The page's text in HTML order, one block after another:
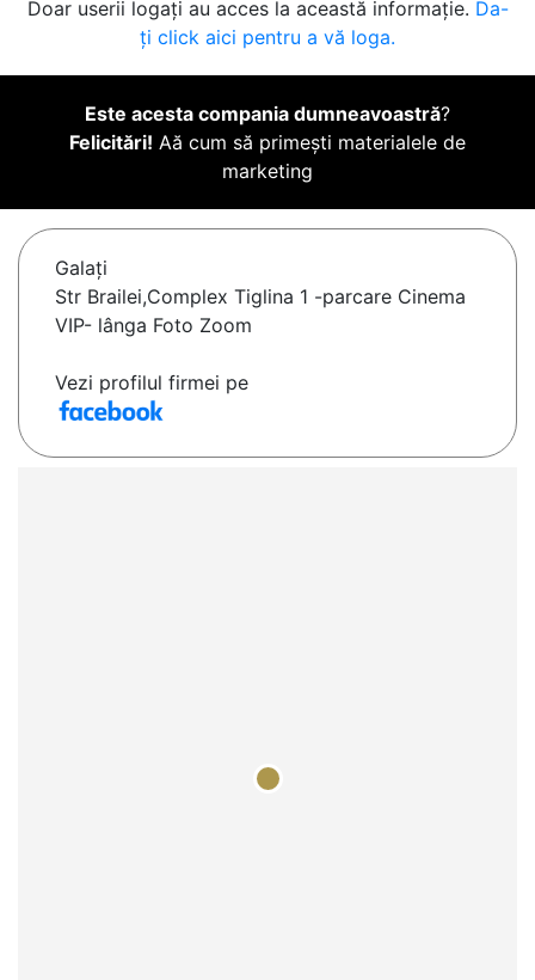
Doar userii logați au acces la această informație. Da-
ți click aici pentru a vă loga.
Este acesta compania dumneavoastră?
Felicitări! Aă cum să primești materialele de
marketing
Galaţi
Str Brailei,Complex Tiglina 1 -parcare Cinema
VIP- lânga Foto Zoom
Vezi profilul firmei pe